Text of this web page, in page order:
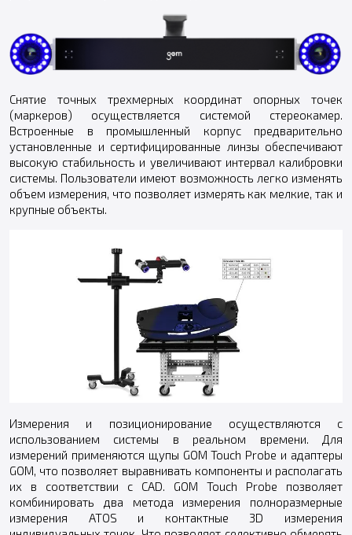
Снятие точных трехмерных координат опорных точек
(маркеров) осуществляется системой стереокамер.
Встроенные в промышленный корпус предварительно
установленные и сертифицированные линзы обеспечивают
высокую стабильность и увеличивают интервал калибровки
системы. Пользователи имеют возможность легко изменять
объем измерения, что позволяет измерять как мелкие, так и
крупные объекты.
Измерения и позиционирование осуществляются с
использованием системы в реальном времени. Для
измерений применяются щупы GOM Touch Probe и адаптеры
GOM, что позволяет выравнивать компоненты и располагать
их в соответствии с CAD. GOM Touch Probe позволяет
комбинировать два метода измерения полноразмерные
измерения ATOS и контактные 3D измерения